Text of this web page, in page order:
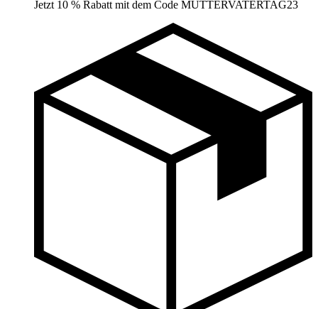
Jetzt 10 % Rabatt mit dem Code MUTTERVATERTAG23